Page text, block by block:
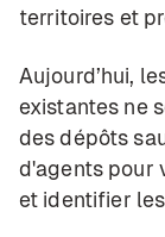
territoires et
Aujourd’hui,
existantes ne
des dépôts
d'agents pour
et identifier